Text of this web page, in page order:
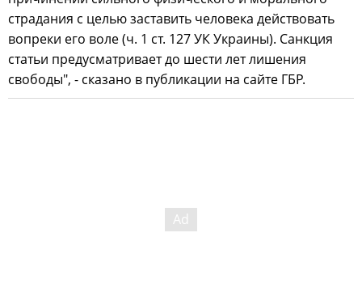
страдания с целью заставить человека действовать
вопреки его воле (ч. 1 ст. 127 УК Украины). Санкция
статьи предусматривает до шести лет лишения
свободы", - сказано в публикации на сайте ГБР.